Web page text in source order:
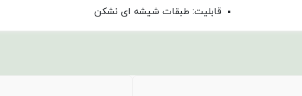
قابلیت: طبقات شیشه ای نشکن